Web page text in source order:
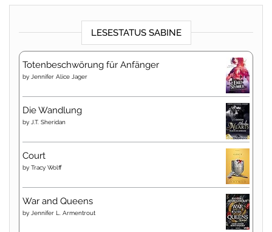
LESESTATUS SABINE
Totenbeschwörung für Anfänger
by Jennifer Alice Jager
Die Wandlung
by J.T. Sheridan
Court
by Tracy Wolff
War and Queens
by Jennifer L. Armentrout